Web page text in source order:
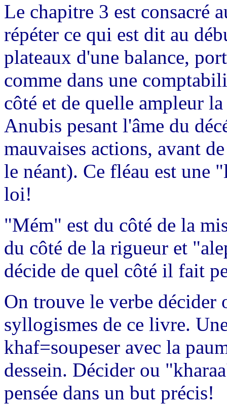
Le chapitre 3 est consacré
répéter ce qui est dit au
plateaux d'une balance,
comme dans une
côté et de quelle ampleur
Anubis pesant l'âme du
mauvaises actions, avant
le néant). Ce fléau est une
loi!
"Mém" est du côté de la
du côté de la rigueur et
décide de quel côté il fait
On trouve le verbe décider
syllogismes de ce livre.
khaf=soupeser avec la
dessein. Décider ou
pensée dans un but précis!